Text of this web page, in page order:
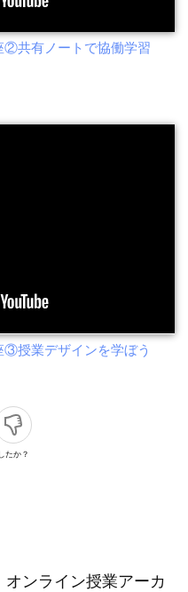
②共有ノートで協働学習
③授業デザインを学ぼう
たか？
ンライン授業アーカ